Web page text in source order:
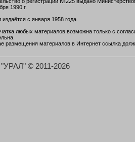
1990 г.
с января 1958 года.
любых материалов возможна только с
размещения материалов в Интернет ссылка
© 2011-2026